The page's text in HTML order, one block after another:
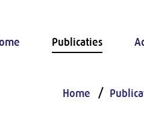
Publicaties
Home